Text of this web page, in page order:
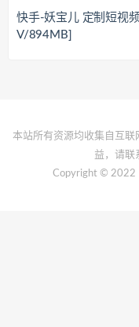
快手-妖宝儿 定制短视
V/894MB]
本站所有资源均收集自互
益，请联
Copyright © 2022